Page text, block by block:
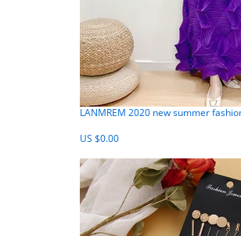
LANMREM 2020 new summer
US $0.00